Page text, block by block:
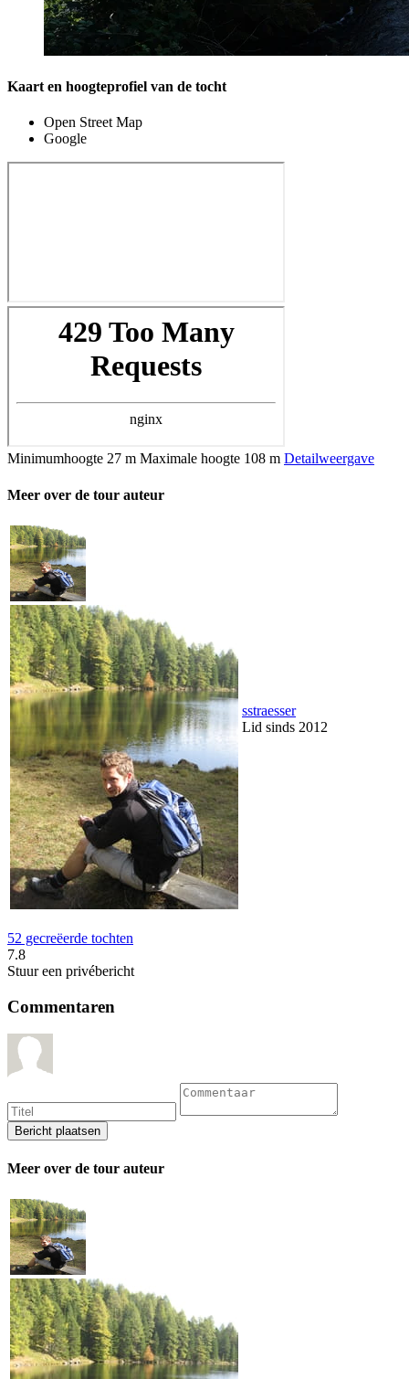
Kaart en hoogteprofiel van de tocht
Open Street Map
Google
Minimumhoogte 27 m Maximale hoogte 108 m Detailweergave
Meer over de tour auteur
sstraesser
Lid sinds 2012
52 gecreëerde tochten
7.8
Stuur een privébericht
Commentaren
Meer over de tour auteur